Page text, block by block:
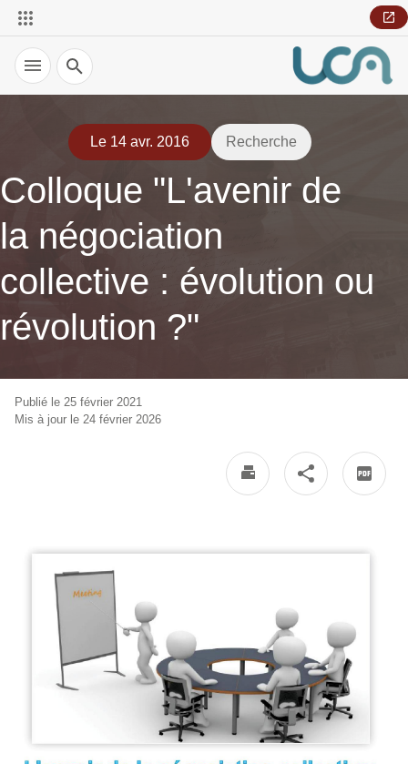
Recherche
Le 14 avr. 2016 Recherche
Colloque "L'avenir de
la négociation
collective : évolution ou
révolution ?"
Publié le 25 février 2021
Mis à jour le 24 février 2026